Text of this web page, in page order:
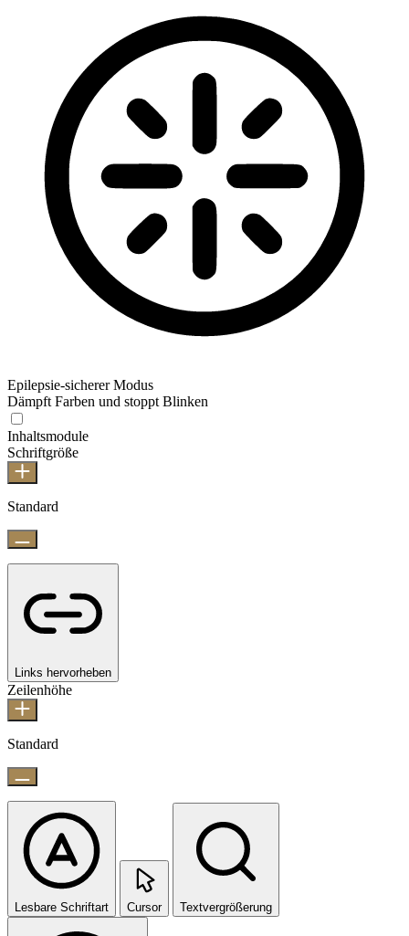
Epilepsie-sicherer Modus
Dämpft Farben und stoppt Blinken
Inhaltsmodule
Schriftgröße
Standard
Links hervorheben
Zeilenhöhe
Standard
Lesbare Schriftart Cursor Textvergrößerung